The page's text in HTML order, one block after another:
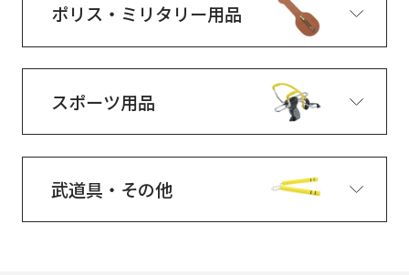
ポリス・ミリタリー用品
スポーツ用品
武道具・その他